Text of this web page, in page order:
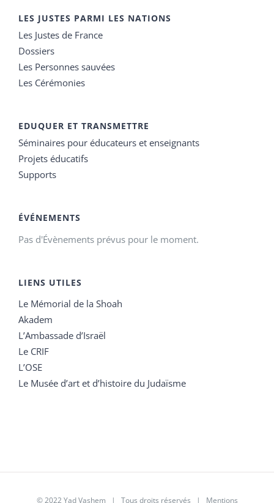
LES JUSTES PARMI LES NATIONS
Les Justes de France
Dossiers
Les Personnes sauvées
Les Cérémonies
EDUQUER ET TRANSMETTRE
Séminaires pour éducateurs et enseignants
Projets éducatifs
Supports
ÉVÉNEMENTS
Pas d'Évènements prévus pour le moment.
LIENS UTILES
Le Mémorial de la Shoah
Akadem
L’Ambassade d’Israël
Le CRIF
L’OSE
Le Musée d’art et d’histoire du Judaïsme
© 2022 Yad Vashem | Tous droits réservés | Mentions